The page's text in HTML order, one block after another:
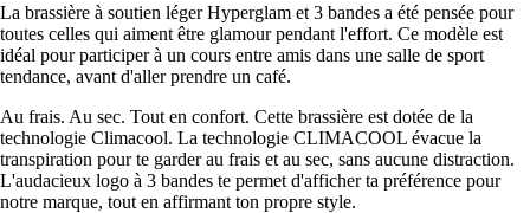
La brassière à soutien léger Hyperglam et 3 bandes a été pensée pour
toutes celles qui aiment être glamour pendant l'effort. Ce modèle est
idéal pour participer à un cours entre amis dans une salle de sport
tendance, avant d'aller prendre un café.
Au frais. Au sec. Tout en confort. Cette brassière est dotée de la
technologie Climacool. La technologie CLIMACOOL évacue la
transpiration pour te garder au frais et au sec, sans aucune distraction.
L'audacieux logo à 3 bandes te permet d'afficher ta préférence pour
notre marque, tout en affirmant ton propre style.